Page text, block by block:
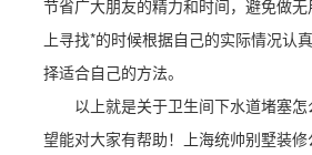
节省广大朋友的精力和时间，避免做
上寻找*的时候根据自己的实际情况认
择适合自己的方法。
以上就是关于卫生间下水道堵塞
望能对大家有帮助！上海统帅别墅装